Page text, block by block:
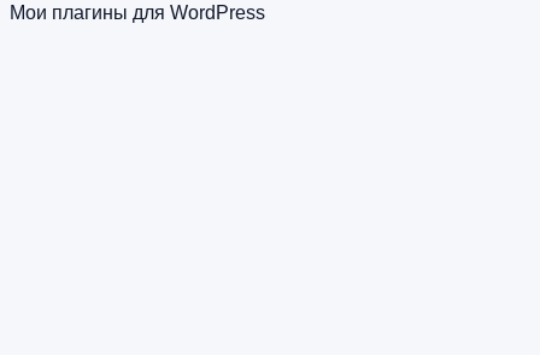
Мои плагины для WordPress